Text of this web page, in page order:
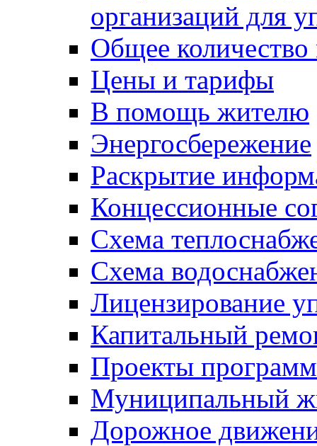
организаций для
Общее
Цены и тарифы
В помощь жителю
Энергосбережение
Раскрытие
Концессионные
Схема
Схема
Лицензирование
Капитальный
Проекты программ
Муниципальный
Дорожное